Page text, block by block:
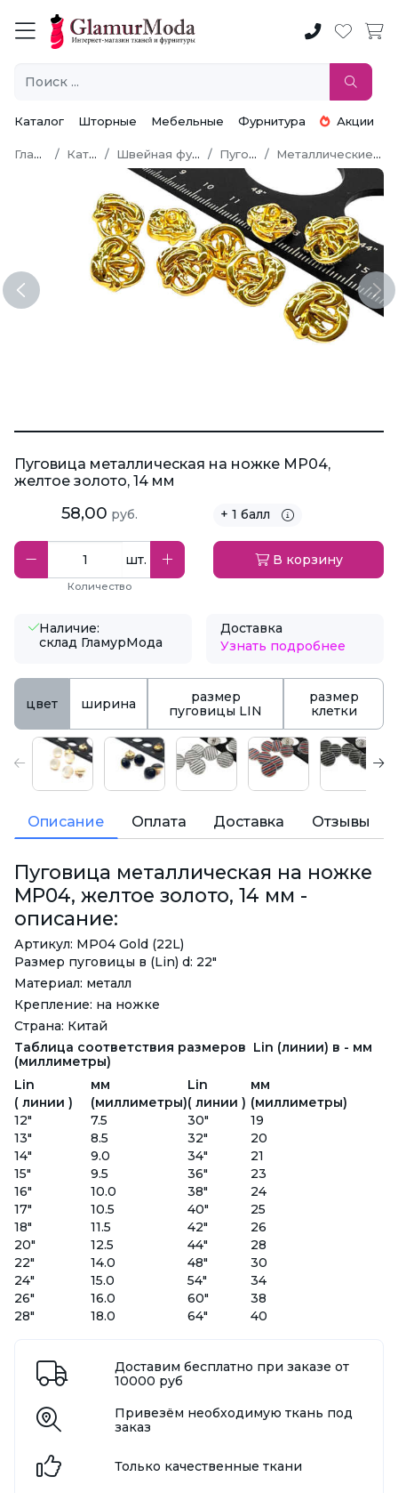
Каталог Шторные Мебельные Фурнитура Акции
Главная Каталог Швейная фурнитура Пуговицы Металлические пуговицы
Previous
Пуговица металлическая на ножке MP04,
желтое золото, 14 мм
58,00 руб. + 1 балл
шт.
Количество
В корзину
Наличие:
склад ГламурМода
Доставка
Узнать подробнее
цвет ширина
размер
пуговицы LIN
размер
клетки
Описание Оплата Доставка Отзывы
Пуговица металлическая на ножке
MP04, желтое золото, 14 мм -
описание:
Артикул: MP04 Gold (22L)
Размер пуговицы в (Lin) d: 22"
Материал: металл
Крепление: на ножке
Страна: Китай
Таблица соответствия размеров Lin (линии) в - мм
(миллиметры)
Lin
мм Lin
мм
( линии )
(миллиметры)( линии ) (миллиметры)
12"
7.5 30"
19
13"
8.5 32"
20
14"
9.0 34"
21
15"
9.5 36"
23
16"
10.0 38"
24
17"
10.5 40"
25
18"
11.5 42"
26
20"
12.5 44"
28
22"
14.0 48"
30
24"
15.0 54"
34
26"
16.0 60"
38
28"
18.0 64" 40
Доставим бесплатно при заказе от
10000 руб
Привезём необходимую ткань под
заказ
Только качественные ткани